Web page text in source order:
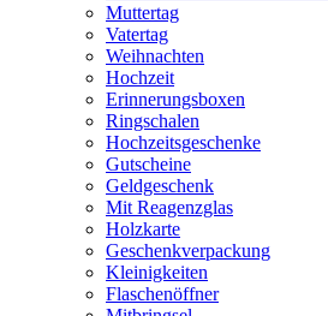
Muttertag
Vatertag
Weihnachten
Hochzeit
Erinnerungsboxen
Ringschalen
Hochzeitsgeschenke
Gutscheine
Geldgeschenk
Mit Reagenzglas
Holzkarte
Geschenkverpackung
Kleinigkeiten
Flaschenöffner